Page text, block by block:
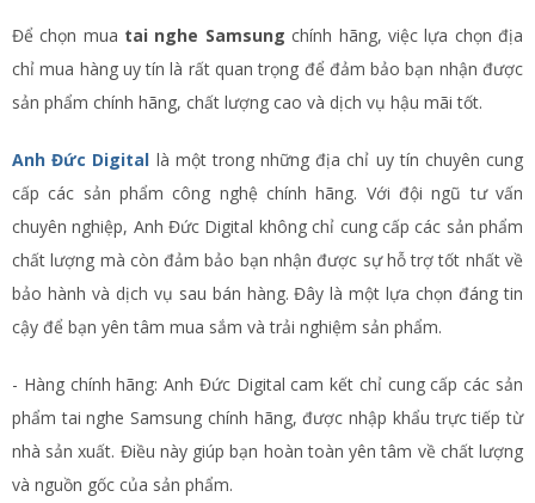
Để chọn mua tai nghe Samsung chính hãng, việc lựa chọn địa
chỉ mua hàng uy tín là rất quan trọng để đảm bảo bạn nhận được
sản phẩm chính hãng, chất lượng cao và dịch vụ hậu mãi tốt.
Anh Đức Digital là một trong những địa chỉ uy tín chuyên cung
cấp các sản phẩm công nghệ chính hãng. Với đội ngũ tư vấn
chuyên nghiệp, Anh Đức Digital không chỉ cung cấp các sản phẩm
chất lượng mà còn đảm bảo bạn nhận được sự hỗ trợ tốt nhất về
bảo hành và dịch vụ sau bán hàng. Đây là một lựa chọn đáng tin
cậy để bạn yên tâm mua sắm và trải nghiệm sản phẩm.
- Hàng chính hãng: Anh Đức Digital cam kết chỉ cung cấp các sản
phẩm tai nghe Samsung chính hãng, được nhập khẩu trực tiếp từ
nhà sản xuất. Điều này giúp bạn hoàn toàn yên tâm về chất lượng
và nguồn gốc của sản phẩm.